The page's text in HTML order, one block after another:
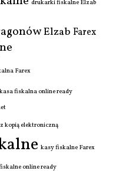
drukarki fiskalne Elzab
Elzab Farex
Farex
kasa fiskalna online ready
kopią elektroniczną
kasy fiskalne Farex
online ready